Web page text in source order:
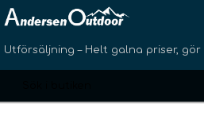
Utförsäljning – Helt galna priser,